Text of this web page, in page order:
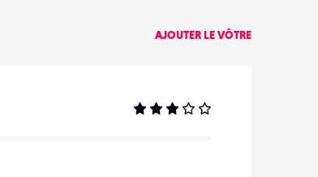
AJOUTER LE VÔTRE